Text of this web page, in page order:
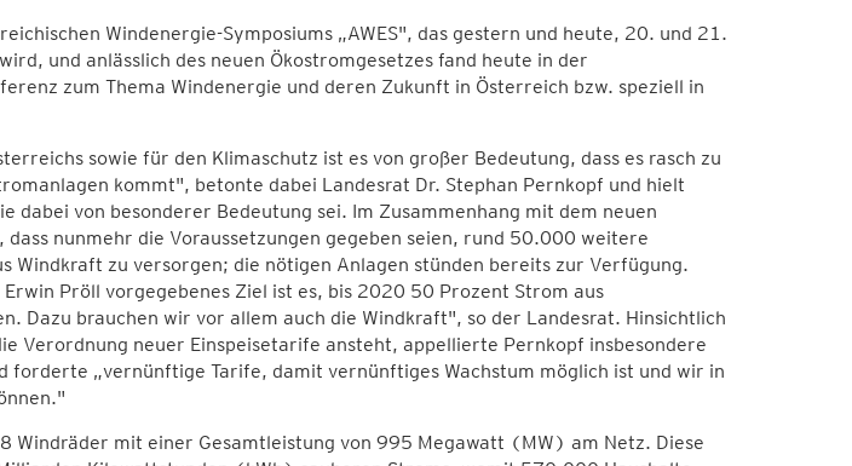
Windenergie-Symposiums „AWES", das gestern und heute, 20. und 21.
und anlässlich des neuen Ökostromgesetzes fand heute in der
zum Thema Windenergie und deren Zukunft in Österreich bzw. speziell in
sowie für den Klimaschutz ist es von großer Bedeutung, dass es rasch zu
kommt", betonte dabei Landesrat Dr. Stephan Pernkopf und hielt
dabei von besonderer Bedeutung sei. Im Zusammenhang mit dem neuen
nunmehr die Voraussetzungen gegeben seien, rund 50.000 weitere
Windkraft zu versorgen; die nötigen Anlagen stünden bereits zur Verfügung.
Pröll vorgegebenes Ziel ist es, bis 2020 50 Prozent Strom aus
Dazu brauchen wir vor allem auch die Windkraft", so der Landesrat. Hinsichtlich
Verordnung neuer Einspeisetarife ansteht, appellierte Pernkopf insbesondere
forderte „vernünftige Tarife, damit vernünftiges Wachstum möglich ist und wir in
Windräder mit einer Gesamtleistung von 995 Megawatt (MW) am Netz. Diese